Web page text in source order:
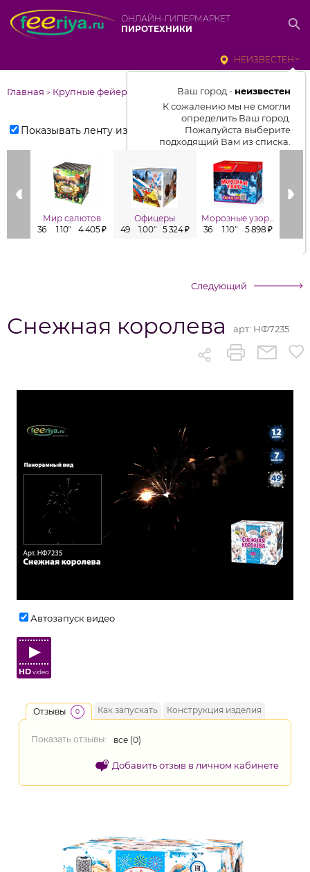
ОНЛАЙН-ГИПЕРМАРКЕТ
ПИРОТЕХНИКИ
НЕИЗВЕСТЕН
Ваш город - неизвестен
К сожалению мы не смогли
определить Ваш город.
Пожалуйста выберите
подходящий Вам из списка.
Выбрать город
От выбранного города зависит
отображаемый ассортимент,
цены, наличие и условия
доставки
Главная > Крупные фейерверки
Показывать ленту изделий
Мир салютов
36
1.10" 4 405 ₽
Офицеры
49
1.00" 5 324 ₽
Морозные узоры
36
1.10" 5 898 ₽
Следующий
Снежная королева арт: НФ7235
Автозапуск видео
HDvideo
Отзывы 0 Как запускать Конструкция изделия
Показать отзывы: все (0)
Добавить отзыв в личном кабинете